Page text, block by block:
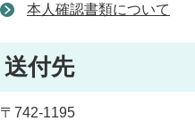
本人確認書類について
送付先
〒742-1195